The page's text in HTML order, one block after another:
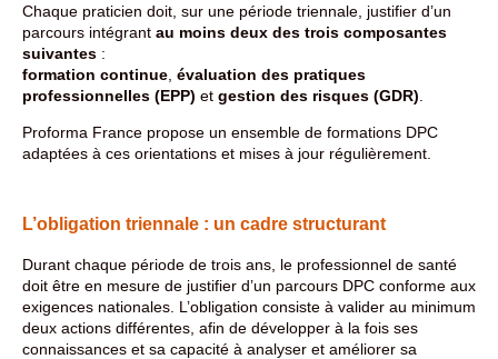
Chaque praticien doit, sur une période triennale, justifier d’un
parcours intégrant au moins deux des trois composantes
suivantes :
formation continue évaluation des pratiques
professionnelles (EPP) et gestion des risques (GDR)
Proforma France propose un ensemble de formations DPC
adaptées à ces orientations et mises à jour régulièrement.
L’obligation triennale : un cadre structurant
Durant chaque période de trois ans, le professionnel de santé
doit être en mesure de justifier d’un parcours DPC conforme aux
exigences nationales. L’obligation consiste à valider au minimum
deux actions différentes, afin de développer à la fois ses
connaissances et sa capacité à analyser et améliorer sa